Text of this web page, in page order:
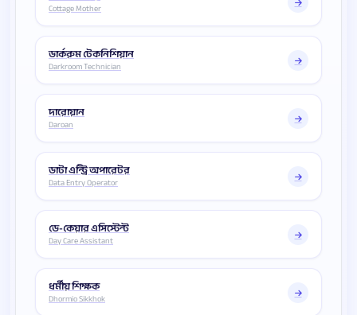
Cottage Mother
ডার্করুম টেকনিশিয়ান
Darkroom Technician
দারোয়ান
Daroan
ডাটা এন্ট্রি অপারেটর
Data Entry Operator
ডে-কেয়ার এসিস্টেন্ট
Day Care Assistant
ধর্মীয় শিক্ষক
Dhormio Sikkhok